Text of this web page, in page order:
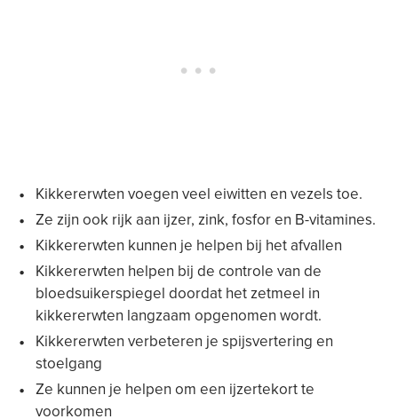
Kikkererwten voegen veel eiwitten en vezels toe.
Ze zijn ook rijk aan ijzer, zink, fosfor en B-vitamines.
Kikkererwten kunnen je helpen bij het afvallen
Kikkererwten helpen bij de controle van de
bloedsuikerspiegel doordat het zetmeel in
kikkererwten langzaam opgenomen wordt.
Kikkererwten verbeteren je spijsvertering en
stoelgang
Ze kunnen je helpen om een ijzertekort te
voorkomen